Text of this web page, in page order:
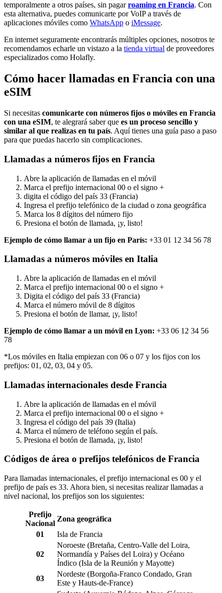
temporalmente a otros países, sin pagarroaming en Francia. Con
esta alternativa, puedes comunicarte por VoIP a través de
aplicaciones móviles como WhatsApp o iMessage.
En internet seguramente encontrarás múltiples opciones, nosotros te
recomendamos echarle un vistazo a la tienda virtual de proveedores
especializados como Holafly.
Cómo hacer llamadas en Francia con una
eSIM
Si necesitas comunicarte con números fijos o móviles en Francia
con una eSIM, te alegrará saber que es un proceso sencillo y
similar al que realizas en tu país. Aquí tienes una guía paso a paso
para que puedas hacerlo sin complicaciones.
Llamadas a números fijos en Francia
Abre la aplicación de llamadas en el móvil
Marca el prefijo internacional 00 o el signo +
digita el código del país 33 (Francia)
Ingresa el prefijo telefónico de la ciudad o zona geográfica
Marca los 8 dígitos del número fijo
Presiona el botón de llamada, ¡y, listo!
Ejemplo de cómo llamar a un fijo en París: +33 01 12 34 56 78
Llamadas a números móviles en Italia
Abre la aplicación de llamadas en el móvil
Marca el prefijo internacional 00 o el signo +
Digita el código del país 33 (Francia)
Marca el número móvil de 8 dígitos
Presiona el botón de llamar, ¡y, listo!
Ejemplo de cómo llamar a un móvil en Lyon: +33 06 12 34 56
78
*Los móviles en Italia empiezan con 06 o 07 y los fijos con los
prefijos: 01, 02, 03, 04 y 05.
Llamadas internacionales desde Francia
Abre la aplicación de llamadas en el móvil
Marca el prefijo internacional 00 o el signo +
Ingresa el código del país 39 (Italia)
Marca el número de teléfono según el país.
Presiona el botón de llamada, ¡y, listo!
Códigos de área o prefijos telefónicos de Francia
Para llamadas internacionales, el prefijo internacional es 00 y el
prefijo de país es 33. Ahora bien, si necesitas realizar llamadas a
nivel nacional, los prefijos son los siguientes:
Prefijo
Nacional
Zona geográfica
01
Isla de Francia
02
Noroeste (Bretaña, Centro-Valle del Loira,
Normandía y Países del Loira) y Océano
Índico (Isla de la Reunión y Mayotte)
03
Nordeste (Borgoña-Franco Condado, Gran
Este y Hauts-de-France)